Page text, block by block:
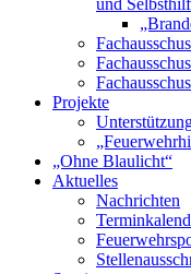
und
Projekte
„Ohne Blaulicht“
Aktuelles
Nachrichten